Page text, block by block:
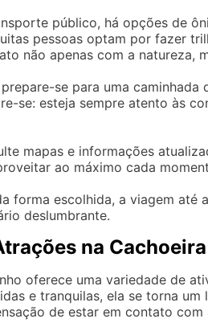
público, há opções de
pessoas optam por fazer
não apenas com a natureza,
se para uma
se: esteja sempre atento às
mapas e informações
ao máximo cada
forma escolhida, a viagem até
deslumbrante.
na
oferece uma variedade de
e tranquilas, ela se torna
de estar em contato